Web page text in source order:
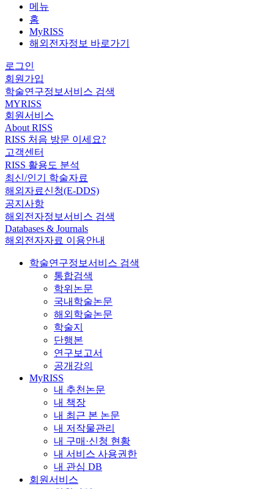
메뉴
홈
MyRISS
해외전자정보 바로가기
로그인
회원가입
학술연구정보서비스 검색
MYRISS
회원서비스
About RISS
RISS 처음 방문 이세요?
고객센터
RISS 활용도 분석
최신/인기 학술자료
해외자료신청(E-DDS)
공지사항
해외전자정보서비스 검색
Databases & Journals
해외전자자료 이용안내
학술연구정보서비스 검색
통합검색
학위논문
국내학술논문
해외학술논문
학술지
단행본
연구보고서
공개강의
MyRISS
내 추천논문
내 책장
내 최근 본 논문
내 저작물관리
내 구매·신청 현황
내 서비스 사용권한
내 관심 DB
회원서비스